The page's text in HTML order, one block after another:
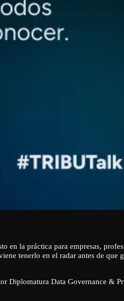
en la práctica para empresas,
tenerlo en el radar antes de que
Diplomatura Data Governance &